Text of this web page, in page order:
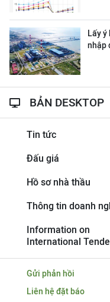
Lấy
nhập
BẢN DESKTOP
Tin tức
Đấu giá
Hồ sơ nhà thầu
Thông tin doanh
Information on
International
Gửi phản hồi
Liên hệ đặt báo